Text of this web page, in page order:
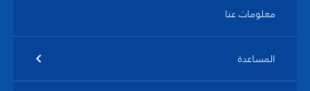
معلومات عنا
المساعدة